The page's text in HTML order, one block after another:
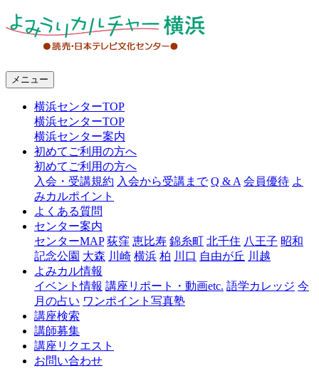
ャ
浜
メニュー
横浜センターTOP
横浜センターTOP
横浜センター案内
初めてご利用の方へ
初めてご利用の方へ
入会・受講規約 入会から受講まで Q & A 会員優待 よ
みカルポイント
よくある質問
センター案内
センターMAP 荻窪 恵比寿 錦糸町 北千住 八王子 昭和
記念公園 大森 川崎 横浜 柏 川口 自由が丘 川越
よみカル情報
イベント情報 講座リポート・動画etc. 語学カレッジ 今
月の占い ワンポイント写真塾
講座検索
講師募集
講座リクエスト
お問い合わせ